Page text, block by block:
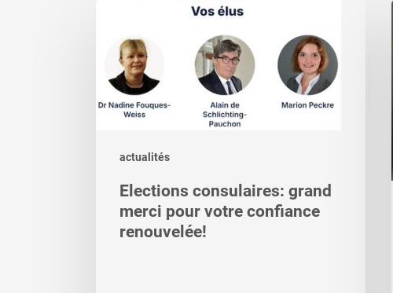
actualités
grand
merci
pour
votre
renouvelée!
Elections consulaires: grand
merci pour votre confiance
renouvelée!